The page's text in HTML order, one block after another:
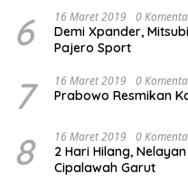
6 16 Maret 2019 0
Demi Xpander,
Pajero Sport
7 16 Maret 2019 0
Prabowo Resmikan
8 16 Maret 2019 0
2 Hari Hilang,
Cipalawah Garut